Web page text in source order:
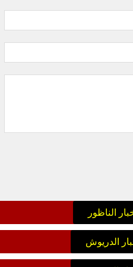
الناظور
الدريوش